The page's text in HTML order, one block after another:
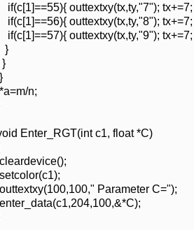
if(c[1]==55){ outtextxy(tx,ty,"7");
if(c[1]==56){ outtextxy(tx,ty,"8");
if(c[1]==57){ outtextxy(tx,ty,"9");
}
}
}
*a=m/n;
Enter_RGT(int c1, float *C)
cleardevice();
setcolor(c1);
outtextxy(100,100," Parameter C=");
enter_data(c1,204,100,&*C);